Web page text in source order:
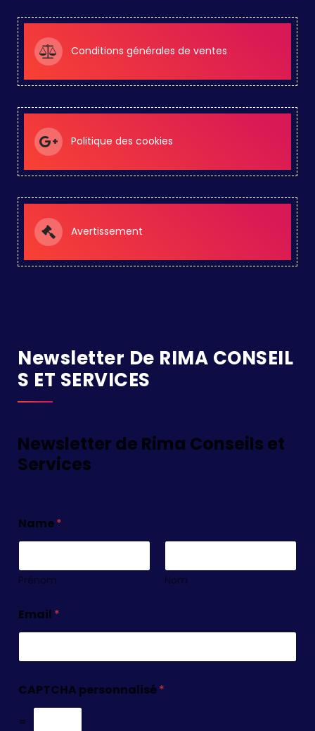
Conditions générales de ventes
Politique des cookies
Avertissement
Newsletter De RIMA CONSEIL
S ET SERVICES
Newsletter de Rima Conseils et
Services
Name*
Prénom Nom
Email *
CAPTCHA personnalisé*
=